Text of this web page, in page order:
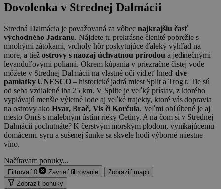
Dovolenka v Strednej Dalmácii
Stredná Dalmácia je považovaná za vôbec najkrajšiu časť
východného Jadranu. Nájdete tu prekrásne členité pobrežie s
mnohými zátokami, vrcholy hôr poskytujúce ďaleký výhľad na
more, a tiež ostrovy s naozaj úchvatnou prírodou a jedinečnými
levanduľovými poliami. Okrem kúpania v priezračne čistej vode
môžete v Strednej Dalmácii na vlastné oči vidieť hneď dve
pamiatky UNESCO – historické jadrá miest Split a Trogir. Tie sú
od seba vzdialené iba 25 km. V Splite je veľký prístav, z ktorého
vyplávajú menšie výletné lode aj veľké trajekty, ktoré vás dopravia
na ostrovy ako Hvar, Brač, Vis či Korčula. Veľmi obľúbené je aj
mesto Omiš s malebným ústím rieky Cetiny. A na čom si v Strednej
Dalmácii pochutnáte? K čerstvým morským plodom, vynikajúcemu
domácemu syru a sušenej šunke sa skvele hodí výborné miestne
víno.
Načítavam ponuky...
Filtrovať 0 Zavrieť filtrovanie
Zobraziť mapu
Zobraziť ponuky